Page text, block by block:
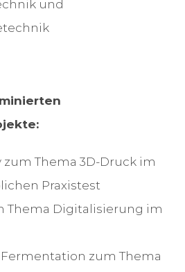
und
Thema 3D-Druck im
Praxistest
Thema Digitalisierung im
Fermentation zum Thema